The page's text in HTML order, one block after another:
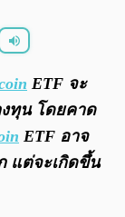
ETF จะ
ทุน โดยคาด
ETF อาจ
แต่จะเกิดขึ้น